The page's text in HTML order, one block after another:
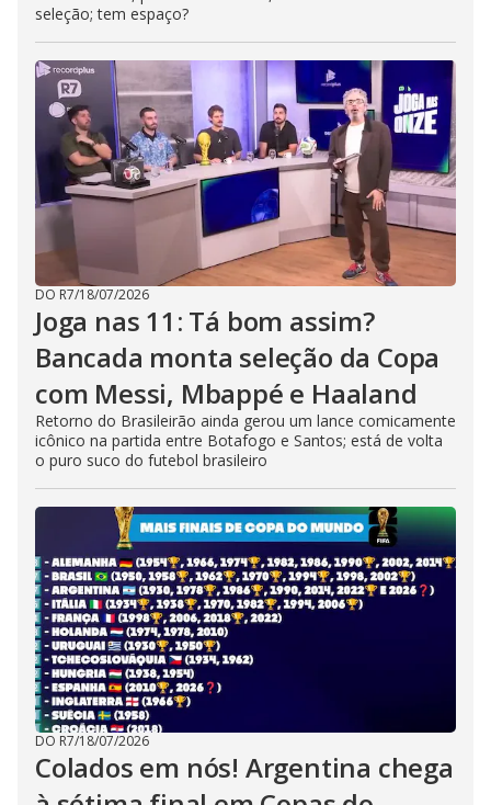
seleção; tem espaço?
DO R7/18/07/2026
Joga nas 11: Tá bom assim?
Bancada monta seleção da Copa
com Messi, Mbappé e Haaland
Retorno do Brasileirão ainda gerou um lance comicamente
icônico na partida entre Botafogo e Santos; está de volta
o puro suco do futebol brasileiro
DO R7/18/07/2026
Colados em nós! Argentina chega